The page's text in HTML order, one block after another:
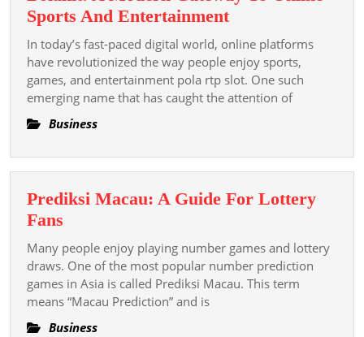
And
Sports And EntertainmentBolahit:
A
Modern
Gateway
To
And
In today’s fast-paced digital world, online platforms
have revolutionized the way people enjoy sports,
games, and entertainment pola rtp slot. One such
emerging name that has caught the attention of
Business
Prediksi Macau: A Guide For Lottery
Fans
Macau:
A
Guide
For
Lottery
Many people enjoy playing number games and lottery
draws. One of the most popular number prediction
games in Asia is called Prediksi Macau. This term
means “Macau Prediction” and is
Business